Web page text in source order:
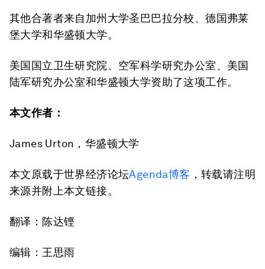
其他合著者来自加州大学圣巴巴拉分校、德国弗莱
堡大学和华盛顿大学。
美国国立卫生研究院、空军科学研究办公室、美国
陆军研究办公室和华盛顿大学资助了这项工作。
本文作者：
James Urton，华盛顿大学
本文原载于世界经济论坛Agenda博客 ，转载请注明
来源并附上本文链接。
翻译：陈达铿
编辑：王思雨